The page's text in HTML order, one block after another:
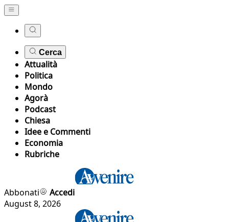
Cerca
Attualità
Politica
Mondo
Agorà
Podcast
Chiesa
Idee e Commenti
Economia
Rubriche
Abbonati
Accedi
August 8, 2026